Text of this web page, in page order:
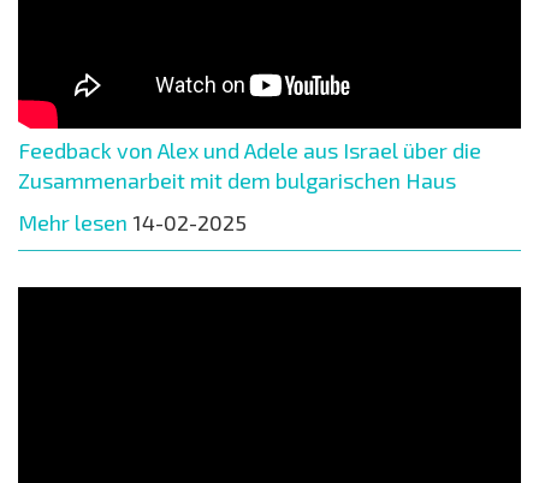
Feedback von Alex und Adele aus Israel über die
Zusammenarbeit mit dem bulgarischen Haus
Mehr lesen 14-02-2025